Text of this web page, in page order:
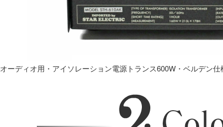
オーディオ用・アイソレーション電源トランス600W・ベルデン仕